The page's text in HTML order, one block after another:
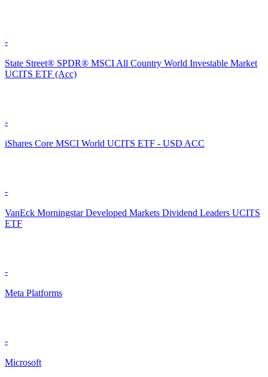
-
State Street® SPDR® MSCI All Country World Investable Market
UCITS ETF (Acc)
-
iShares Core MSCI World UCITS ETF - USD ACC
-
VanEck Morningstar Developed Markets Dividend Leaders UCITS
ETF
-
Meta Platforms
-
Microsoft